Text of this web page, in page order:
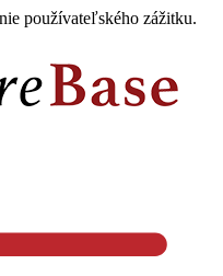
používateľského zážitku.